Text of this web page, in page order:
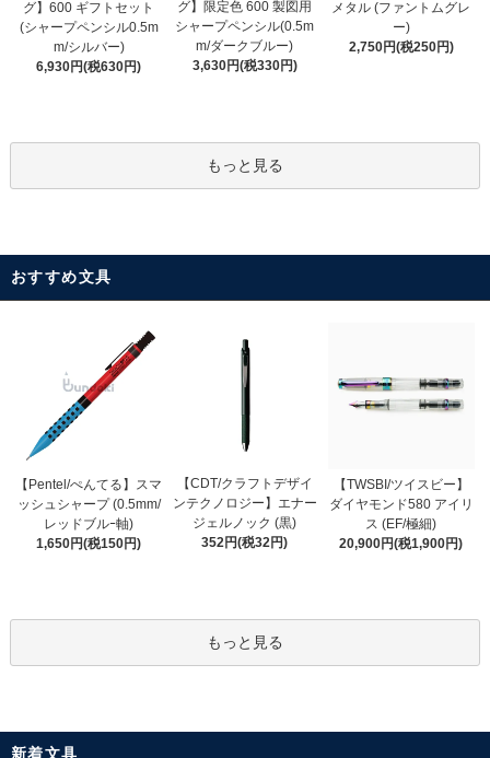
グ】600 ギフトセット
(シャープペンシル0.5m
m/シルバー)
6,930円(税630円)
グ】限定色 600 製図用
シャープペンシル(0.5m
m/ダークブルー)
3,630円(税330円)
メタル (ファントムグレ
ー)
2,750円(税250円)
もっと見る
おすすめ文具
【Pentel/ぺんてる】スマ
ッシュシャープ (0.5mm/
レッドブルｰ軸)
1,650円(税150円)
【CDT/クラフトデザイ
ンテクノロジー】エナー
ジェルノック (黒)
352円(税32円)
【TWSBI/ツイスビー】
ダイヤモンド580 アイリ
ス (EF/極細)
20,900円(税1,900円)
もっと見る
新着文具